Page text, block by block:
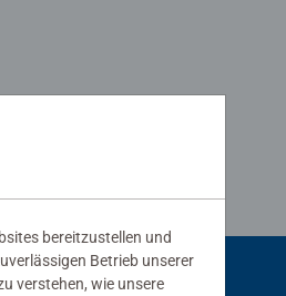
bereitzustellen und
Betrieb unserer
verstehen, wie unsere